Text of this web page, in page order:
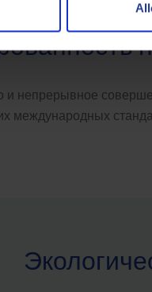
и непрерывное
международных